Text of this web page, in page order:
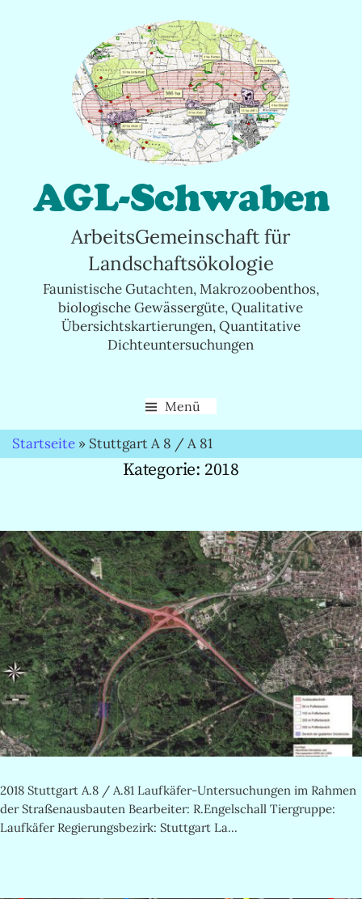
AGL-Schwaben
ArbeitsGemeinschaft für
Landschaftsökologie
Faunistische Gutachten, Makrozoobenthos,
biologische Gewässergüte, Qualitative
Übersichtskartierungen, Quantitative
Dichteuntersuchungen
Menü
Startseite » Stuttgart A 8 / A 81
Kategorie: 2018
2018 Stuttgart A.8 / A.81 Laufkäfer-Untersuchungen im Rahmen
der Straßenausbauten Bearbeiter: R.Engelschall Tiergruppe:
Laufkäfer Regierungsbezirk: Stuttgart La...